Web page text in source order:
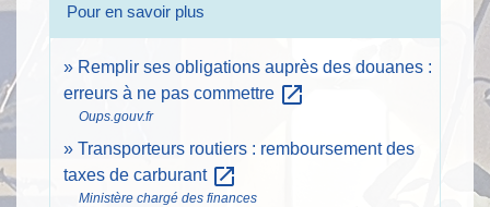
Pour en savoir plus
Remplir ses obligations auprès des douanes :
erreurs à ne pas commettre open_in_new
Oups.gouv.fr
Transporteurs routiers : remboursement des
taxes de carburant open_in_new
Ministère chargé des finances